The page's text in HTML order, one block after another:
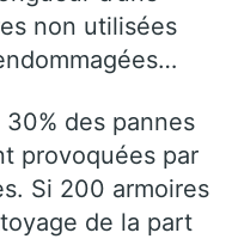
non utilisées
des pannes
provoquées par
Si 200 armoires
de la part